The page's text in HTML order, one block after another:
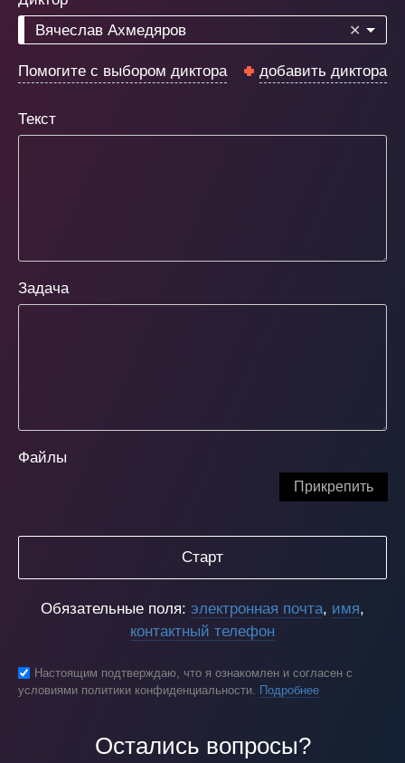
✕
Вячеслав Ахмедяров
Помогите с выбором диктора добавить диктора
Текст
Задача
Файлы
Прикрепить
Старт
Обязательные поля: электронная почта, имя,
контактный телефон
Настоящим подтверждаю, что я ознакомлен и согласен с
условиями политики конфиденциальности. Подробнее
Остались вопросы?